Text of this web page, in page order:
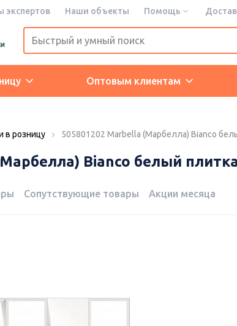
экспертов Наши объекты Помощь
Оптовым клиентам
в розницу 505801202 Marbella (Марбелла) Bianco
Bianco белый
Сопутствующие товары Акции месяца